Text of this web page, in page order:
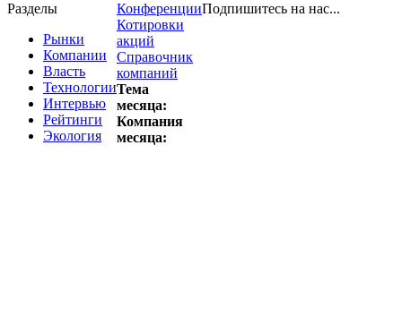
Разделы
Рынки
Компании
Власть
Технологии
Интервью
Рейтинги
Экология
Конференции
Котировки
акций
Справочник
компаний
Тема
месяца:
Компания
месяца:
Подпишитесь на нас...